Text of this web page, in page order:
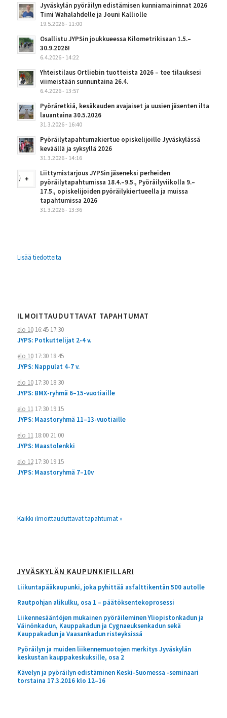
Jyväskylän pyöräilyn edistämisen kunniamaininnat 2026
Timi Wahalahdelle ja Jouni Kalliolle
19.5.2026 - 11:00
Osallistu JYPSin joukkueessa Kilometrikisaan 1.5.–
30.9.2026!
6.4.2026 - 14:22
Yhteistilaus Ortliebin tuotteista 2026 – tee tilauksesi
viimeistään sunnuntaina 26.4.
6.4.2026 - 13:57
Pyöräretkiä, kesäkauden avajaiset ja uusien jäsenten ilta
lauantaina 30.5.2026
31.3.2026 - 16:40
Pyöräilytapahtumakiertue opiskelijoille Jyväskylässä
keväällä ja syksyllä 2026
31.3.2026 - 14:16
Liittymistarjous JYPSin jäseneksi perheiden
pyöräilytapahtumissa 18.4.–9.5., Pyöräilyviikolla 9.–
17.5., opiskelijoiden pyöräilykiertueella ja muissa
tapahtumissa 2026
31.3.2026 - 13:36
Lisää tiedotteita
ILMOITTAUDUTTAVAT TAPAHTUMAT
elo 1016:45 17:30
JYPS: Potkuttelijat 2-4 v.
elo 1017:30 18:45
JYPS: Nappulat 4-7 v.
elo 1017:30 18:30
JYPS: BMX-ryhmä 6–15-vuotiaille
elo 1117:30 19:15
JYPS: Maastoryhmä 11–13-vuotiaille
elo 1118:00 21:00
JYPS: Maastolenkki
elo 1217:30 19:15
JYPS: Maastoryhmä 7–10v
Kaikki ilmoittauduttavat tapahtumat »
JYVÄSKYLÄN KAUPUNKIFILLARI
Liikuntapääkaupunki, joka pyhittää asfalttikentän 500 autolle
Rautpohjan alikulku, osa 1 – päätöksentekoprosessi
Liikennesääntöjen mukainen pyöräileminen Yliopistonkadun ja
Väinönkadun, Kauppakadun ja Cygnaeuksenkadun sekä
Kauppakadun ja Vaasankadun risteyksissä
Pyöräilyn ja muiden liikennemuotojen merkitys Jyväskylän
keskustan kauppakeskuksille, osa 2
Kävelyn ja pyöräilyn edistäminen Keski-Suomessa -seminaari
torstaina 17.3.2016 klo 12–16